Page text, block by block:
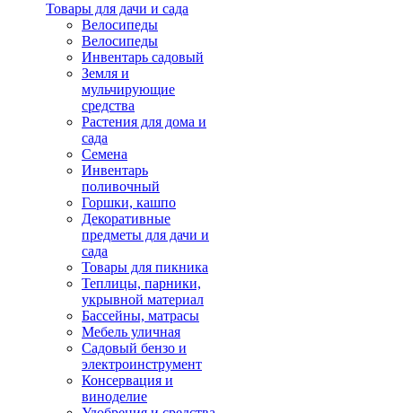
Товары для дачи и сада
Велосипеды
Велосипеды
Инвентарь садовый
Земля и
мульчирующие
средства
Растения для дома и
сада
Семена
Инвентарь
поливочный
Горшки, кашпо
Декоративные
предметы для дачи и
сада
Товары для пикника
Теплицы, парники,
укрывной материал
Бассейны, матрасы
Мебель уличная
Садовый бензо и
электроинструмент
Консервация и
виноделие